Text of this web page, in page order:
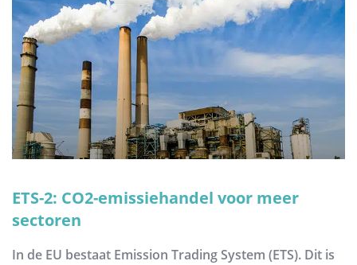
ETS-2: CO2-emissiehandel voor meer
sectoren
In de EU bestaat Emission Trading System (ETS). Dit is